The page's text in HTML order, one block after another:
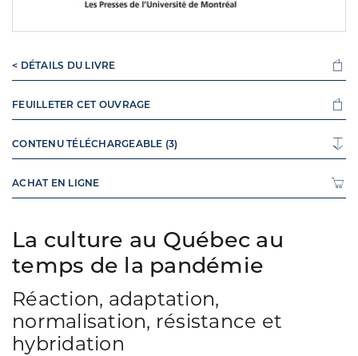
La culture au Québec au
temps de la pandémie
Réaction, adaptation,
normalisation, résistance et
hybridation
< DÉTAILS DU LIVRE
FEUILLETER CET OUVRAGE
CONTENU TÉLÉCHARGEABLE (3)
ACHAT EN LIGNE